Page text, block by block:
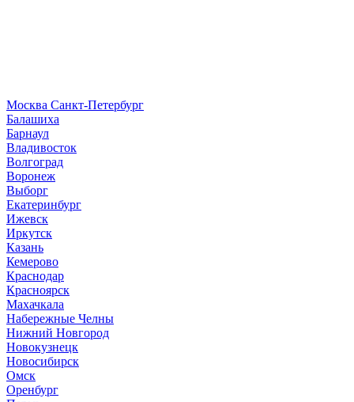
Москва Санкт-Петербург
Балашиха
Барнаул
Владивосток
Волгоград
Воронеж
Выборг
Екатеринбург
Ижевск
Иркутск
Казань
Кемерово
Краснодар
Красноярск
Махачкала
Набережные Челны
Нижний Новгород
Новокузнецк
Новосибирск
Омск
Оренбург